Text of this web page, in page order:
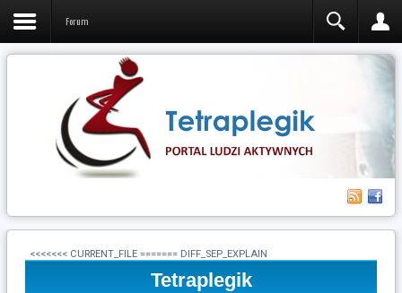
Forum
<<<<<<< CURRENT_FILE ======= DIFF_SEP_EXPLAIN
Tetraplegik